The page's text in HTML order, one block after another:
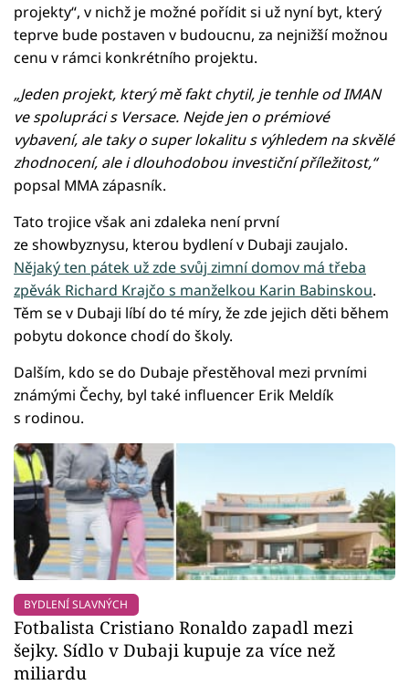
projekty“, v nichž je možné pořídit si už nyní byt, který
teprve bude postaven v budoucnu, za nejnižší možnou
cenu v rámci konkrétního projektu.
„Jeden projekt, který mě fakt chytil, je tenhle od IMAN
ve spolupráci s Versace. Nejde jen o prémiové
vybavení, ale taky o super lokalitu s výhledem na skvělé
zhodnocení, ale i dlouhodobou investiční příležitost,“
popsal MMA zápasník.
Tato trojice však ani zdaleka není první
ze showbyznysu, kterou bydlení v Dubaji zaujalo.
Nějaký ten pátek už zde svůj zimní domov má třeba
zpěvák Richard Krajčo s manželkou Karin Babinskou.
Těm se v Dubaji líbí do té míry, že zde jejich děti během
pobytu dokonce chodí do školy.
Dalším, kdo se do Dubaje přestěhoval mezi prvními
známými Čechy, byl také influencer Erik Meldík
s rodinou.
BYDLENÍ SLAVNÝCH
Fotbalista Cristiano Ronaldo zapadl mezi
šejky. Sídlo v Dubaji kupuje za více než
miliardu